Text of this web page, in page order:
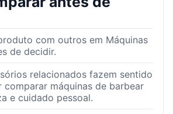
com outros em Máquinas
de decidir.
relacionados fazem sentido
comparar máquinas de barbear
e cuidado pessoal.